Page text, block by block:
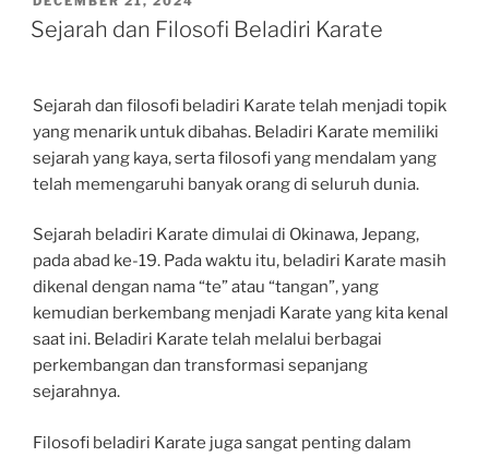
ON
Sejarah dan Filosofi Beladiri Karate
Sejarah dan filosofi beladiri Karate telah menjadi topik
yang menarik untuk dibahas. Beladiri Karate memiliki
sejarah yang kaya, serta filosofi yang mendalam yang
telah memengaruhi banyak orang di seluruh dunia.
Sejarah beladiri Karate dimulai di Okinawa, Jepang,
pada abad ke-19. Pada waktu itu, beladiri Karate masih
dikenal dengan nama “te” atau “tangan”, yang
kemudian berkembang menjadi Karate yang kita kenal
saat ini. Beladiri Karate telah melalui berbagai
perkembangan dan transformasi sepanjang
sejarahnya.
Filosofi beladiri Karate juga sangat penting dalam